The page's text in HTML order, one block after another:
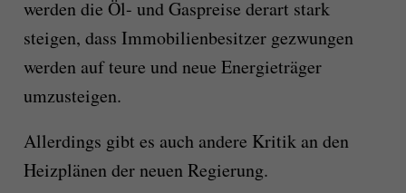
werden die Öl- und Gaspreise derart stark
steigen, dass Immobilienbesitzer gezwungen
werden auf teure und neue Energieträger
umzusteigen.
Allerdings gibt es auch andere Kritik an den
Heizplänen der neuen Regierung.